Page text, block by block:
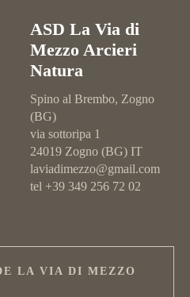
ASD La Via di
Mezzo Arcieri
Natura
Spino al Brembo, Zogno
(BG)
via sottoripa 1
24019 Zogno (BG) IT
laviadimezzo@gmail.com
tel +39 349 256 72 02
LA VIA DI MEZZO